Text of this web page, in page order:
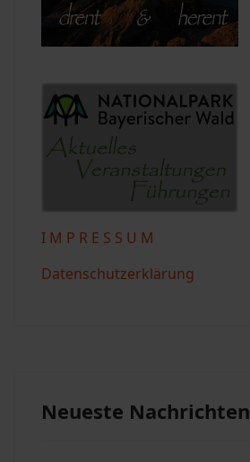
I M P R E S S U M
Datenschutzerklärung
Neueste Nachrichten